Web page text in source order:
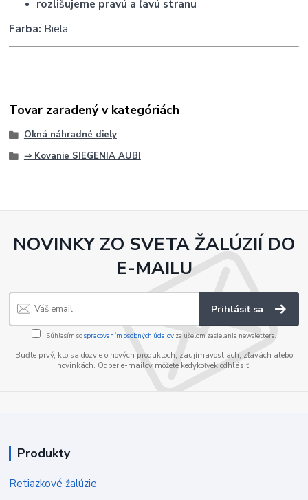
rozlišujeme pravú a ľavú stranu
Farba: Biela
Tovar zaradený v kategóriách
Okná náhradné diely
⇒ Kovanie SIEGENIA AUBI
NOVINKY ZO SVETA ŽALÚZIÍ DO
E-MAILU
Prihlásiť sa
Súhlasím sospracovaním osobných údajov za účelom zasielania newslettera.
Buďte prvý, kto sa dozvie o nových produktoch, zaujímavostiach, zľavách alebo
novinkách. Odber e-mailov môžete kedykoľvek odhlásiť.
Produkty
Retiazkové žalúzie